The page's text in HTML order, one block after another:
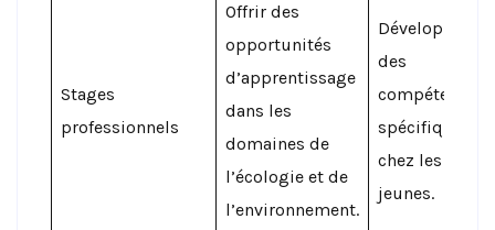
Stages
professionnels
Offrir des
opportunités
d’apprentissage
dans les
domaines de
l’écologie et de
l’environnement.
Développer
des
compétences
spécifiques
chez les
jeunes.